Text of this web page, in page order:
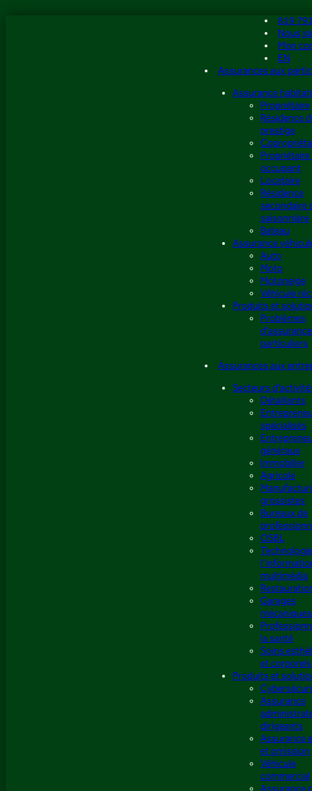
819
Nous
Mon
EN
Assurances aux
Assurance
Propriétaire
Résidence
prestige
occupant
Locataire
Résidence
secondaire
saisonnière
Bateau
Assurance
Auto
Moto
Motoneige
Véhicule
Produits et
Problèmes
particuliers
Assurances aux
Secteurs
Détaillants
spécialisés
généraux
Immobilier
Agricole
grossistes
Bureaux de
OSBL
multimédia
Garages
mécaniques
la santé
Soins
et corporels
Produits et
Assurance
dirigeants
Assurance
et omission
Véhicule
commercial